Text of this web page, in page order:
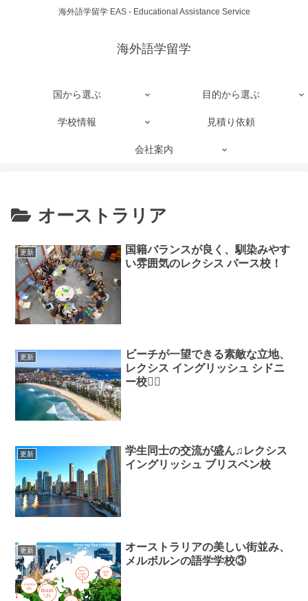
海外語学留学 EAS - Educational Assistance Service
海外語学留学
国から選ぶ 目的から選ぶ
学校情報 見積り依頼
会社案内
オーストラリア
更新
国籍バランスが良く、馴染みやす
い雰囲気のレクシス パース校！
更新
ビーチが一望できる素敵な立地、
レクシス イングリッシュ シドニ
ー校🏄‍♂️
更新
学生同士の交流が盛ん♫レクシス
イングリッシュ ブリスベン校
更新
オーストラリアの美しい街並み、
メルボルンの語学学校③